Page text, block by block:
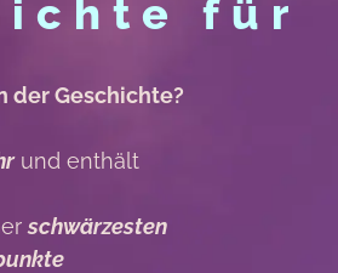
für
der Geschichte?
und enthält
schwärzesten